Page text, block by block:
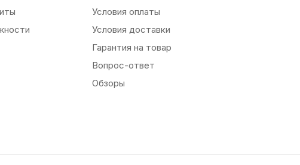
Условия оплаты
Условия доставки
Гарантия на товар
Вопрос-ответ
Обзоры